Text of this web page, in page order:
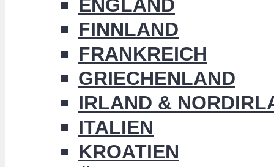
ENGLAND
FINNLAND
FRANKREICH
GRIECHENLAND
IRLAND &
ITALIEN
KROATIEN